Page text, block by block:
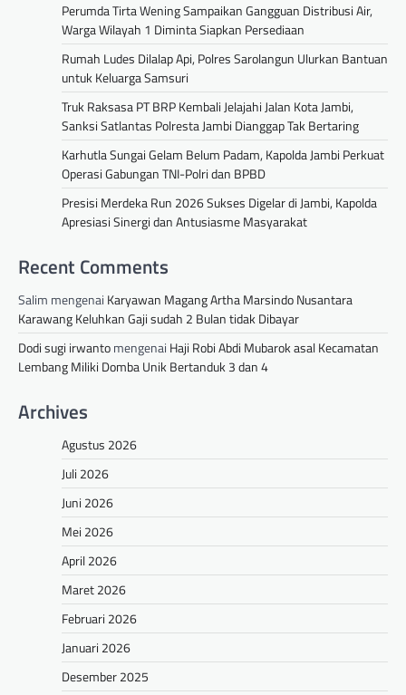
Perumda Tirta Wening Sampaikan Gangguan Distribusi Air,
Warga Wilayah 1 Diminta Siapkan Persediaan
Rumah Ludes Dilalap Api, Polres Sarolangun Ulurkan Bantuan
untuk Keluarga Samsuri
Truk Raksasa PT BRP Kembali Jelajahi Jalan Kota Jambi,
Sanksi Satlantas Polresta Jambi Dianggap Tak Bertaring
Karhutla Sungai Gelam Belum Padam, Kapolda Jambi Perkuat
Operasi Gabungan TNI-Polri dan BPBD
Presisi Merdeka Run 2026 Sukses Digelar di Jambi, Kapolda
Apresiasi Sinergi dan Antusiasme Masyarakat
Recent Comments
Salim mengenai Karyawan Magang Artha Marsindo Nusantara
Karawang Keluhkan Gaji sudah 2 Bulan tidak Dibayar
Dodi sugi irwantomengenai Haji Robi Abdi Mubarok asal Kecamatan
Lembang Miliki Domba Unik Bertanduk 3 dan 4
Archives
Agustus 2026
Juli 2026
Juni 2026
Mei 2026
April 2026
Maret 2026
Februari 2026
Januari 2026
Desember 2025